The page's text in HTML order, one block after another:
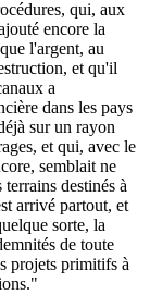
qui, aux
encore la
l'argent, au
et qu'il
a
dans les pays
sur un rayon
et qui, avec le
semblait ne
destinés à
arrivé partout, et
sorte, la
de toute
projets primitifs à